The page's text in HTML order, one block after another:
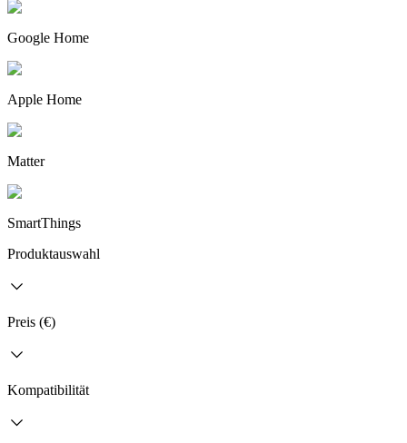
Google Home
Apple Home
Matter
SmartThings
Produktauswahl
Preis (€)
Kompatibilität